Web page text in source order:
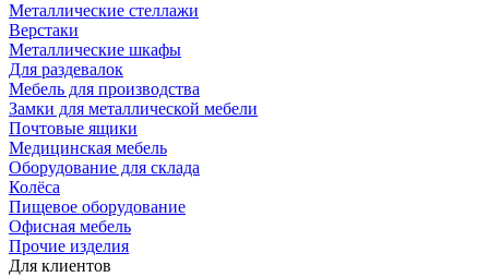
Металлические стеллажи
Верстаки
Металлические шкафы
Для раздевалок
Мебель для производства
Замки для металлической мебели
Почтовые ящики
Медицинская мебель
Оборудование для склада
Колёса
Пищевое оборудование
Офисная мебель
Прочие изделия
Для клиентов